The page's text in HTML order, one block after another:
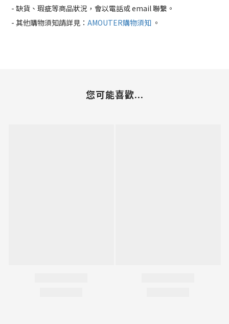
- 缺貨、瑕疵等商品狀況，會以電話或 email 聯繫。
- 其他購物須知請詳見： AMOUTER購物須知 。
您可能喜歡...